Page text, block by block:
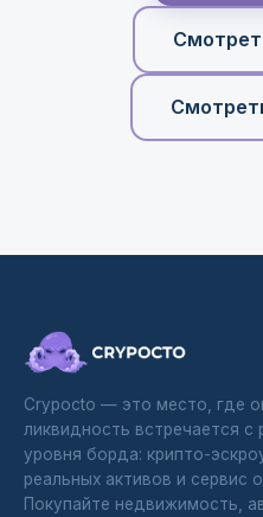
Crypocto — это место, где
ликвидность встречается с
уровня борда: крипто-
реальных активов и сервис
Покупайте недвижимость,